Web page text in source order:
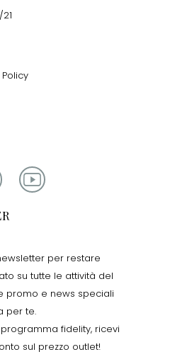
per restare
su tutte le attività del
promo e news speciali
per te.
fidelity, ricevi
sul prezzo outlet!